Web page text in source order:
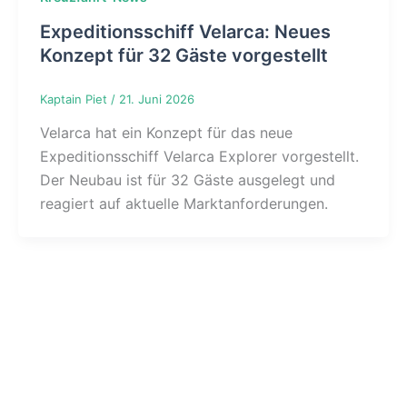
Expeditionsschiff Velarca: Neues
Konzept für 32 Gäste vorgestellt
Kaptain Piet / 21. Juni 2026
Velarca hat ein Konzept für das neue
Expeditionsschiff Velarca Explorer vorgestellt.
Der Neubau ist für 32 Gäste ausgelegt und
reagiert auf aktuelle Marktanforderungen.